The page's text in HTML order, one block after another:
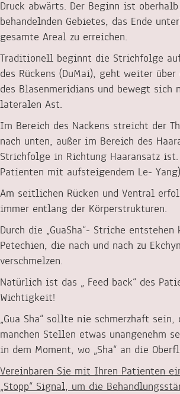
Druck abwärts. Der Beginn ist oberhalb
behandelnden Gebietes, das Ende
gesamte Areal zu erreichen.
Traditionell beginnt die Strichfolge
des Rückens (DuMai), geht weiter
des Blasenmeridians und bewegt sich
lateralen Ast.
Im Bereich des Nackens streicht der
nach unten, außer im Bereich des
Strichfolge in Richtung Haaransatz ist.
Patienten mit aufsteigendem Le- Yang)
Am seitlichen Rücken und Ventral
immer entlang der Körperstrukturen.
Durch die „GuaSha“- Striche
Petechien, die nach und nach zu
verschmelzen.
Natürlich ist das „ Feed back“ des
Wichtigkeit!
„Gua Sha“ sollte nie schmerzhaft sein,
manchen Stellen etwas unangenehm
in dem Moment, wo „Sha“ an die
Vereinbaren Sie mit Ihren Patienten
„Stopp“ Signal, um die